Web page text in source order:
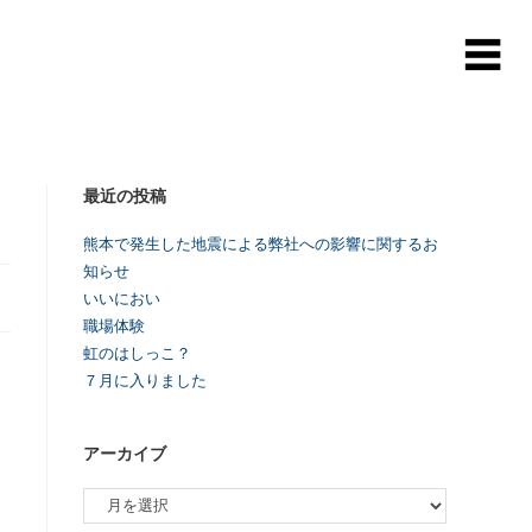
最近の投稿
熊本で発生した地震による弊社への影響に関するお
知らせ
いいにおい
職場体験
虹のはしっこ？
７月に入りました
アーカイブ